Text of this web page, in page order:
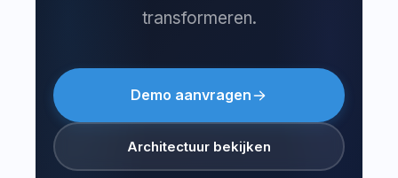
transformeren.
Demo aanvragen
Architectuur bekijken